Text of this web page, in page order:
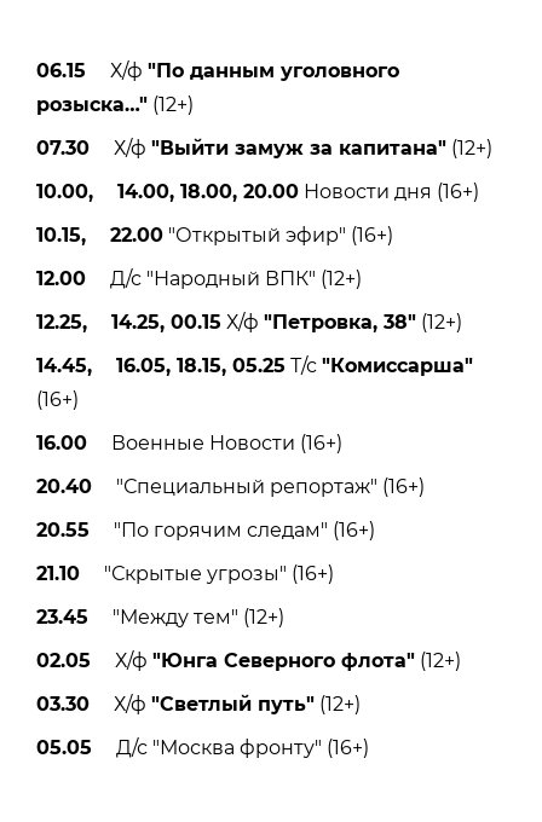
06.15 Х/ф "По данным уголовного
розыска…" (12+)
07.30 Х/ф "Выйти замуж за капитана" (12+)
10.00, 14.00, 18.00, 20.00 Новости дня (16+)
10.15, 22.00 "Открытый эфир" (16+)
12.00 Д/с "Народный ВПК" (12+)
12.25, 14.25, 00.15 Х/ф "Петровка, 38" (12+)
14.45, 16.05, 18.15, 05.25 Т/с "Комиссарша"
(16+)
16.00 Военные Новости (16+)
20.40 "Специальный репортаж" (16+)
20.55 "По горячим следам" (16+)
21.10 "Скрытые угрозы" (16+)
23.45 "Между тем" (12+)
02.05 Х/ф "Юнга Северного флота" (12+)
03.30 Х/ф "Светлый путь" (12+)
05.05 Д/с "Москва фронту" (16+)